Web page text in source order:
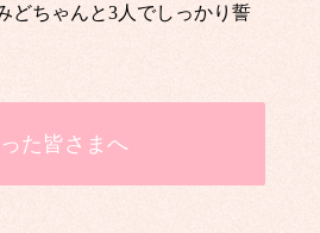
どちゃんと3人でしっかり誓
た皆さまへ